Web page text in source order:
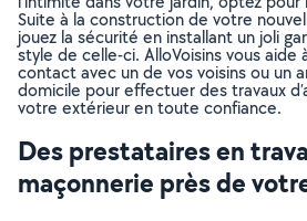
Suite à la construction de votre
jouez la sécurité en installant un joli
style de celle-ci. AlloVoisins vous
contact avec un de vos voisins ou un
domicile pour effectuer des travaux
votre extérieur en toute confiance.
Des prestataires en
maçonnerie près de